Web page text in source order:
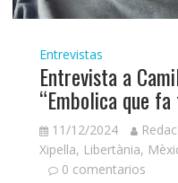
Entrevistas
Entrevista a
“Embolica que
11/12/2024
Xipella, Libertània,
0 comentarios